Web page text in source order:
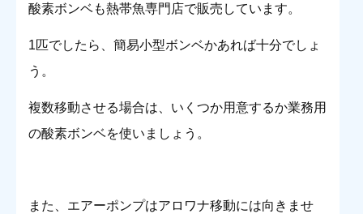
酸素ボンベも熱帯魚専門店で販売しています。
1匹でしたら、簡易小型ボンベかあれば十分でしょ
う。
複数移動させる場合は、いくつか用意するか業務用
の酸素ボンベを使いましょう。
また、エアーポンプはアロワナ移動には向きませ